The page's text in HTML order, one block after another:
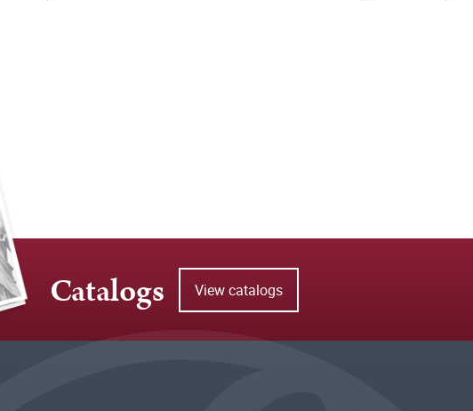
Catalogs View catalogs